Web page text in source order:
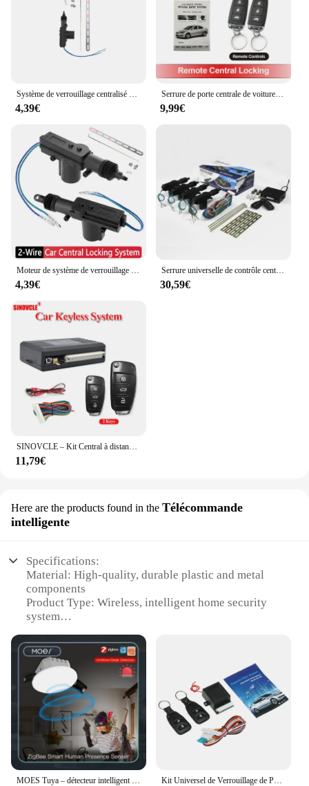
Système de verrouillage centralisé à distance pour voiture à moteur, serrure de porte électrique, actionneur à 2/5 fils, système de sécurité d'alarme de véhicule automatique, 12V, 1-10 pièces
4,39€
Serrure de porte centrale de voiture, système d'entrée sans clé, Kit de verrouillage Central à distance universel 12V
9,99€
4,39€
Serrure universelle de contrôle central de voiture avec 4 actionneurs de serrure de porte, télécommande, système d'entrée sans clé, stationnement de localisation SMT, DC 12V
30,59€
11,79€
Here are the products found in the Télécommande
intelligente
Specifications:
Material: High-quality, durable plastic and metal
components
Product Type: Wireless, intelligent home security
system
to-use interface
Usage and Purpose: Comprehensive home and
business protection
Performance and Property: Advanced radar and
infrared sensors for precise detection
Parts and Accessories: Includes a wireless
telecommande for remote control
Features:
|Wholesale|Vendors|
Kit Universel de Verrouillage de Porte de Voiture, Système d'Entrée Sans Clé avec 2 Télécommandes, 12V